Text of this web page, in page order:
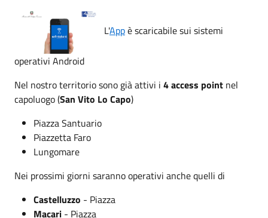
L'Appè scaricabile sui sistemi
operativi Android
Nel nostro territorio sono già attivi i 4 access point nel
capoluogo (San Vito Lo Capo)
Piazza Santuario
Piazzetta Faro
Lungomare
Nei prossimi giorni saranno operativi anche quelli di
Castelluzzo - Piazza
Macari - Piazza